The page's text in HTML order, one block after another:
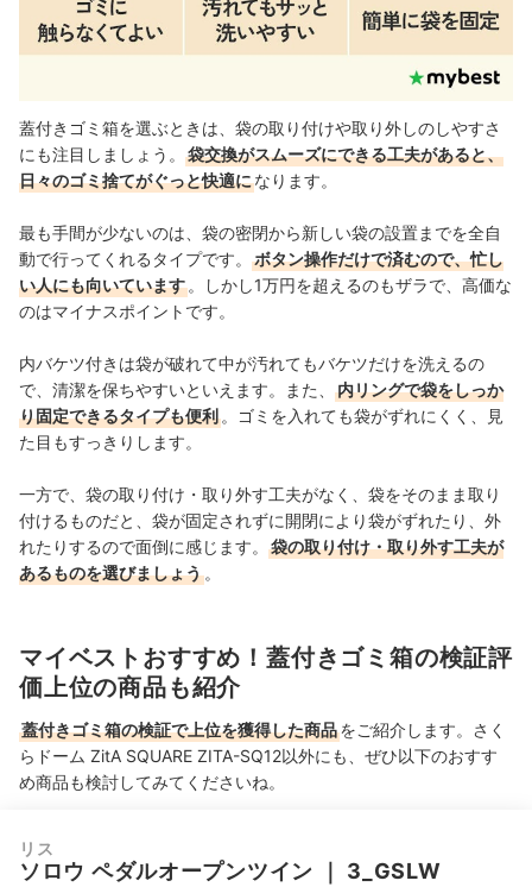
蓋付きゴミ箱を選ぶときは、袋の取り付けや取り外しのしやすさ
にも注目しましょう。
袋交換がスムーズにできる工夫があると、
日々のゴミ捨てがぐっと快適になります。
最も手間が少ないのは、袋の密閉から新しい袋の設置までを全自
動で行ってくれるタイプです。
ボタン操作だけで済むので、忙し
い人にも向いています 。しかし1万円を超えるのもザラで、高価な
のはマイナスポイントです。
内バケツ付きは袋が破れて中が汚れてもバケツだけを洗えるの
で、清潔を保ちやすいといえます。また、
内リングで袋をしっか
り固定できるタイプも便利 。ゴミを入れても袋がずれにくく、見
た目もすっきりします。
一方で、袋の取り付け・取り外す工夫がなく、袋をそのまま取り
付けるものだと、袋が固定されずに開閉により袋がずれたり、外
れたりするので面倒に感じます。
袋の取り付け・取り外す工夫が
あるものを選びましょう 。
マイベストおすすめ！蓋付きゴミ箱の検証評
価上位の商品も紹介
蓋付きゴミ箱の検証で上位を獲得した商品をご紹介します。さく
らドーム ZitA SQUARE ZITA-SQ12以外にも、ぜひ以下のおすす
め商品も検討してみてくださいね。
リス
ソロウ ペダルオープンツイン ｜ 3_GSLW